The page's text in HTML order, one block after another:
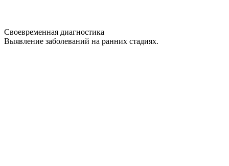
Своевременная диагностика
Выявление заболеваний на ранних стадиях.